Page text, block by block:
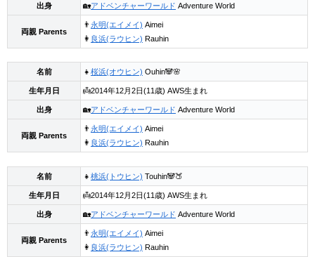
出身 🏡アドベンチャーワールド Adventure World
両親 Parents
👨 永明(エイメイ) Aimei
👩 良浜(ラウヒン) Rauhin
名前 👧 桜浜(オウヒン) Ouhin🐼🌸
生年月日 👼2014年12月2日(11歳) AWS生まれ
出身 🏡アドベンチャーワールド Adventure World
両親 Parents
👨 永明(エイメイ) Aimei
👩 良浜(ラウヒン) Rauhin
名前 👧 桃浜(トウヒン) Touhin🐼🍑
生年月日 👼2014年12月2日(11歳) AWS生まれ
出身 🏡アドベンチャーワールド Adventure World
両親 Parents
👨 永明(エイメイ) Aimei
👩 良浜(ラウヒン) Rauhin